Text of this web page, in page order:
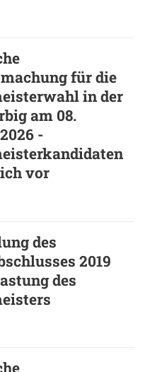
für die
in der
am 08.
-
vor
des
2019
des